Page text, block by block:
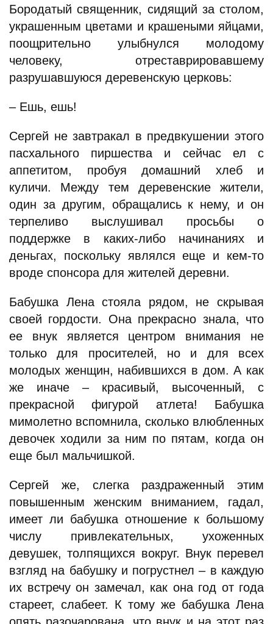
Бородатый священник, сидящий за столом,
украшенным цветами и крашеными яйцами,
поощрительно улыбнулся молодому
человеку, отреставрировавшему
разрушавшуюся деревенскую церковь:
– Ешь, ешь!
Сергей не завтракал в предвкушении этого
пасхального пиршества и сейчас ел с
аппетитом, пробуя домашний хлеб и
куличи. Между тем деревенские жители,
один за другим, обращались к нему, и он
терпеливо выслушивал просьбы о
поддержке в каких-либо начинаниях и
деньгах, поскольку являлся еще и кем-то
вроде спонсора для жителей деревни.
Бабушка Лена стояла рядом, не скрывая
своей гордости. Она прекрасно знала, что
ее внук является центром внимания не
только для просителей, но и для всех
молодых женщин, набившихся в дом. А как
же иначе – красивый, высоченный, с
прекрасной фигурой атлета! Бабушка
мимолетно вспомнила, сколько влюбленных
девочек ходили за ним по пятам, когда он
еще был мальчишкой.
Сергей же, слегка раздраженный этим
повышенным женским вниманием, гадал,
имеет ли бабушка отношение к большому
числу привлекательных, ухоженных
девушек, толпящихся вокруг. Внук перевел
взгляд на бабушку и погрустнел – в каждую
их встречу он замечал, как она год от года
стареет, слабеет. К тому же бабушка Лена